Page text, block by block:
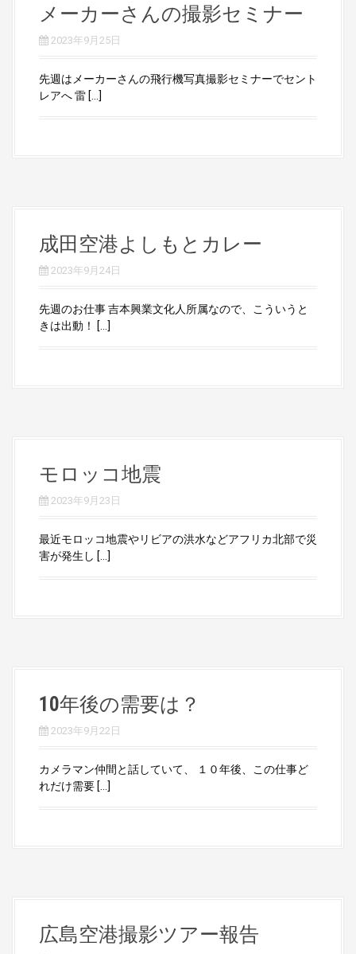
メーカーさんの撮影セミナー
2023年9月25日
先週はメーカーさんの飛行機写真撮影セミナーでセント
レアへ 雷 […]
成田空港よしもとカレー
2023年9月24日
先週のお仕事 吉本興業文化人所属なので、こういうと
きは出動！ […]
モロッコ地震
2023年9月23日
最近モロッコ地震やリビアの洪水などアフリカ北部で災
害が発生し […]
10年後の需要は？
2023年9月22日
カメラマン仲間と話していて、 １０年後、この仕事ど
れだけ需要 […]
広島空港撮影ツアー報告